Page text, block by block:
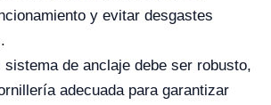
y evitar desgastes
sistema de anclaje debe ser robusto,
adecuada para garantizar